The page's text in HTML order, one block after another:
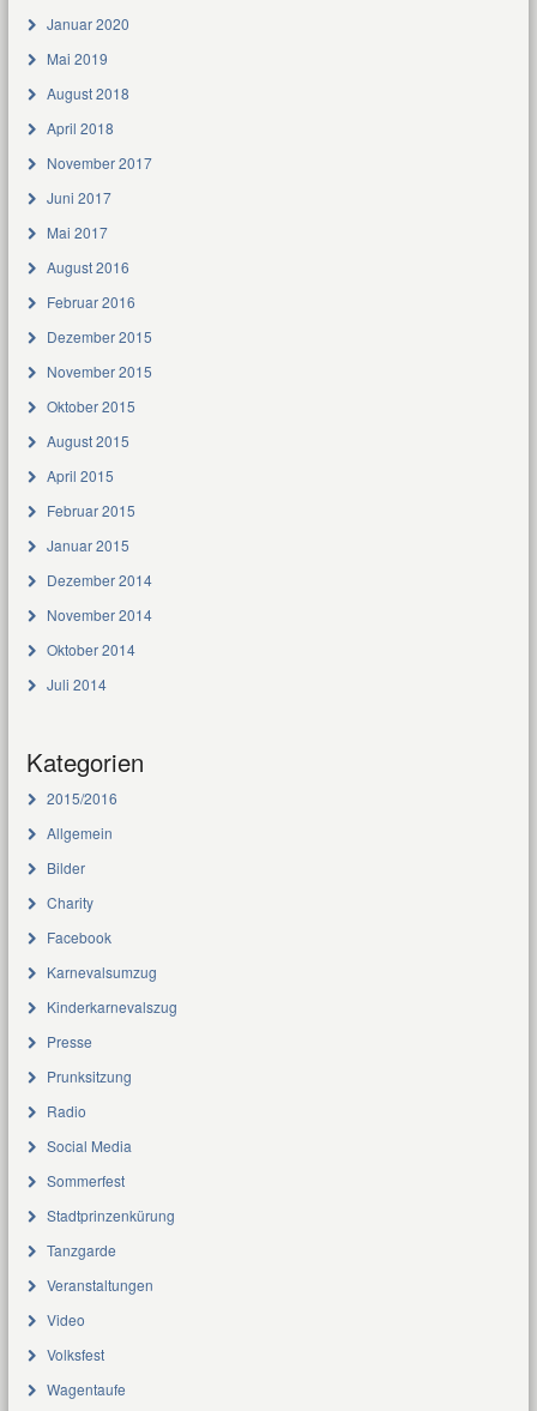
Januar 2020
Mai 2019
August 2018
April 2018
November 2017
Juni 2017
Mai 2017
August 2016
Februar 2016
Dezember 2015
November 2015
Oktober 2015
August 2015
April 2015
Februar 2015
Januar 2015
Dezember 2014
November 2014
Oktober 2014
Juli 2014
Kategorien
2015/2016
Allgemein
Bilder
Charity
Facebook
Karnevalsumzug
Kinderkarnevalszug
Presse
Prunksitzung
Radio
Social Media
Sommerfest
Stadtprinzenkürung
Tanzgarde
Veranstaltungen
Video
Volksfest
Wagentaufe